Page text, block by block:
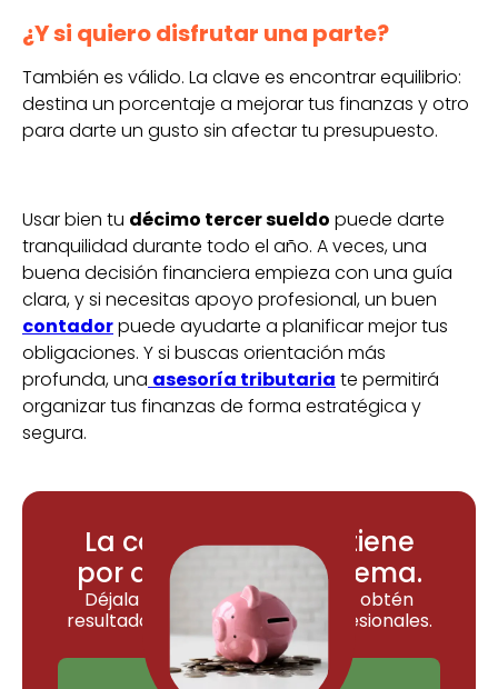
¿Y si quiero disfrutar una parte?
También es válido. La clave es encontrar equilibrio:
destina un porcentaje a mejorar tus finanzas y otro
para darte un gusto sin afectar tu presupuesto.
Usar bien tu décimo tercer sueldo puede darte
tranquilidad durante todo el año. A veces, una
buena decisión financiera empieza con una guía
clara, y si necesitas apoyo profesional, un buen
contadorpuede ayudarte a planificar mejor tus
obligaciones. Y si buscas orientación más
profunda, una asesoría tributaria te permitirá
organizar tus finanzas de forma estratégica y
segura.
La contabilidad no tiene
por qué ser un problema.
Déjala en manos de ContApp y obtén
resultados claros, rápidos y profesionales.